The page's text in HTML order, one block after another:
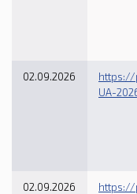
02.09.2026
https://
UA-
02.09.2026
https://